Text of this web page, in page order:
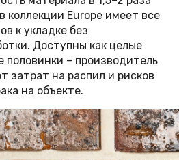
Europe имеет все
к укладке без
Доступны как целые
половинки – производитель
затрат на распил и рисков
на объекте.